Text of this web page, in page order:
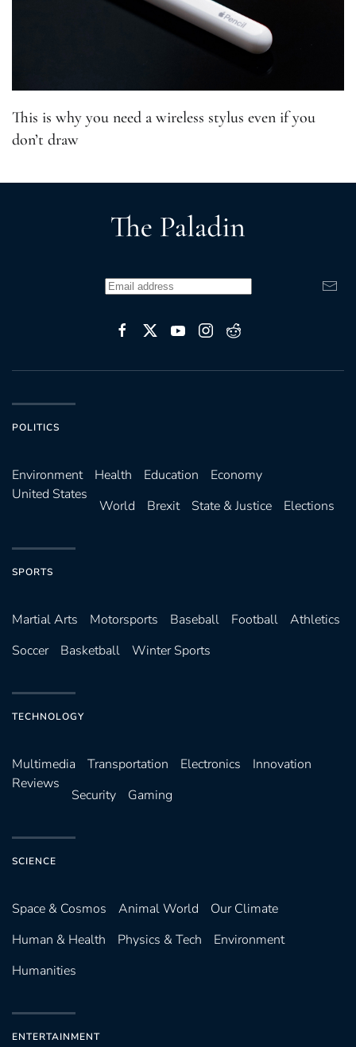
This is why you need a wireless stylus even if you
don’t draw
POLITICS
Environ­ment Health Education
Economy
United States
World Brexit State & Justice Elections
SPORTS
Martial Arts Motorsports Baseball Football
Athletics
Soccer
Basketball Winter Sports
TECHNOLOGY
Multimedia Transportation Electronics
Innovation
Reviews
Security Gaming
SCIENCE
Space & Cosmos Animal World
Our Climate
Human & Health
Physics & Tech
Environment
Humanities
ENTERTAINMENT